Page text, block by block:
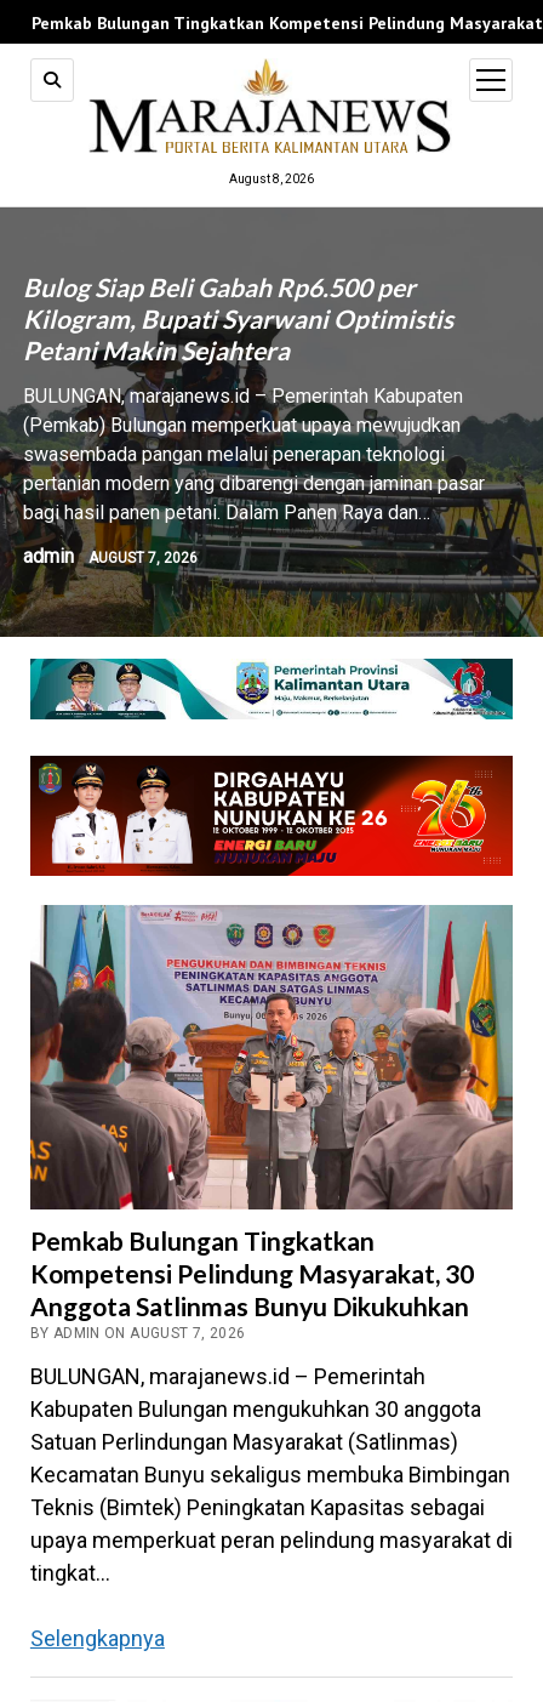
August 8, 2026
open
menu
Bulog Siap Beli Gabah Rp6.500 per
Kilogram, Bupati Syarwani Optimistis
Petani Makin Sejahtera
BULUNGAN, marajanews.id – Pemerintah Kabupaten
(Pemkab) Bulungan memperkuat upaya mewujudkan
swasembada pangan melalui penerapan teknologi
pertanian modern yang dibarengi dengan jaminan pasar
bagi hasil panen petani. Dalam Panen Raya dan…
admin
AUGUST 7, 2026
marajanews.id
Pemkab Bulungan Tingkatkan
Kompetensi Pelindung Masyarakat, 30
Anggota Satlinmas Bunyu Dikukuhkan
BY ADMIN ON AUGUST 7, 2026
BULUNGAN, marajanews.id – Pemerintah
Kabupaten Bulungan mengukuhkan 30 anggota
Satuan Perlindungan Masyarakat (Satlinmas)
Kecamatan Bunyu sekaligus membuka Bimbingan
Teknis (Bimtek) Peningkatan Kapasitas sebagai
upaya memperkuat peran pelindung masyarakat di
tingkat…
SelengkapnyaPemkab
Bulungan Tingkatkan Kompetensi Pelindung Masyarakat, 30